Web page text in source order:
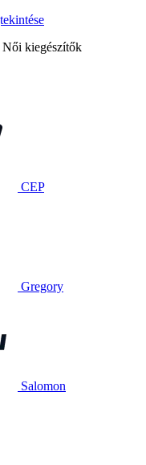
Női kiegészítők
CEP
Gregory
Salomon